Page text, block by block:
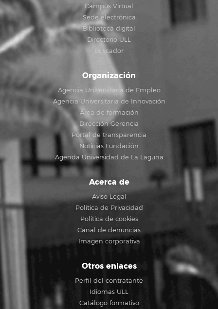
Campus Virtual
Sede electrónica
Biblioteca digital
Directorio ULL
Buscador
Organización
Agencia Universitaria de Empleo
Agencia Universitaria de Innovación
Área de formación
Dirección Gerencia
Portal de transparencia
Noticias Fundación
Agenda Universidad de La Laguna
Acerca de
Aviso Legal
Política de Privacidad
Política de cookies
Canal de denuncias
Imagen corporativa
Otros enlaces
Perfil del contratante
Idiomas ULL
Catálogo formativo